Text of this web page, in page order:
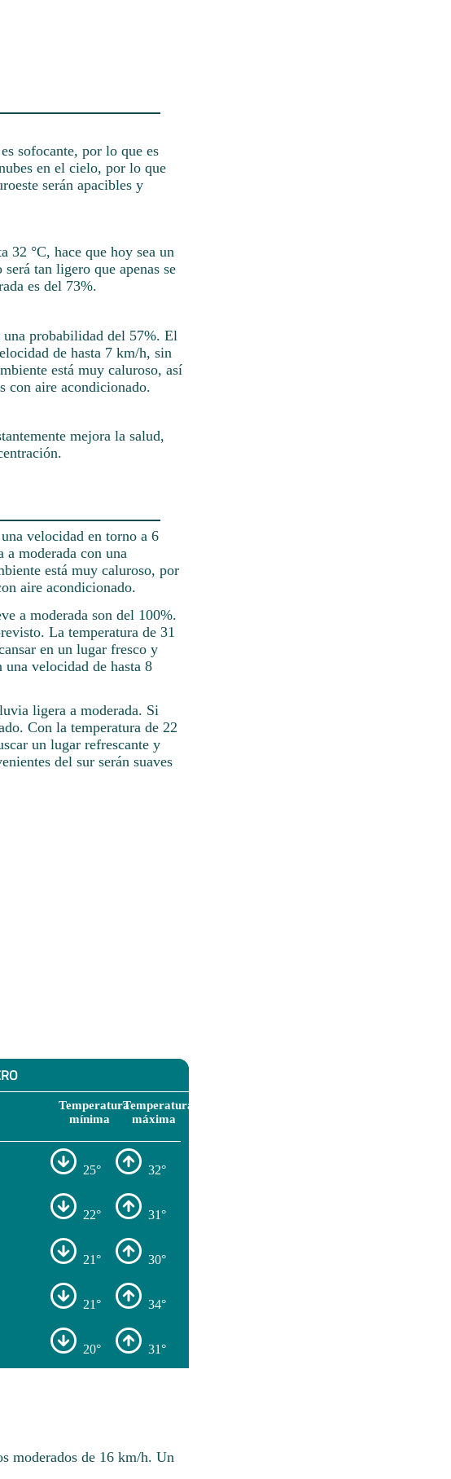
sofocante, por lo que es
en el cielo, por lo que
serán apacibles y
32 °C, hace que hoy sea un
tan ligero que apenas se
es del 73%.
una probabilidad del 57%. El
de hasta 7 km/h, sin
está muy caluroso, así
con aire acondicionado.
mejora la salud,
velocidad en torno a 6
moderada con una
está muy caluroso, por
aire acondicionado.
a moderada son del 100%.
La temperatura de 31
en un lugar fresco y
velocidad de hasta 8
ligera a moderada. Si
Con la temperatura de 22
un lugar refrescante y
del sur serán suaves
Temperatura
mínima
Temperatura
máxima
25° 32°
22° 31°
21° 30°
21° 34°
20° 31°
moderados de 16 km/h. Un